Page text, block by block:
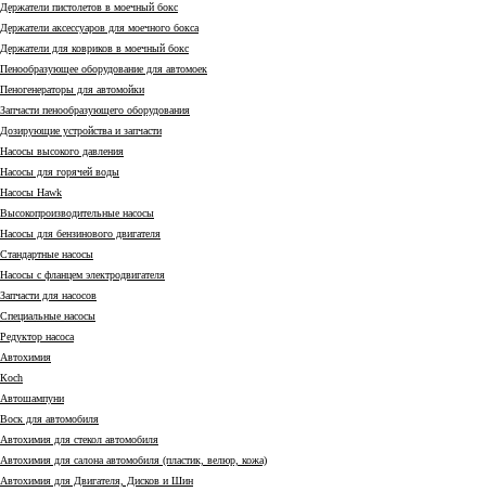
Держатели пистолетов в моечный бокс
Держатели аксессуаров для моечного бокса
Держатели для ковриков в моечный бокс
Пенообразующее оборудование для автомоек
Пеногенераторы для автомойки
Запчасти пенообразующего оборудования
Дозирующие устройства и запчасти
Насосы высокого давления
Насосы для горячей воды
Насосы Hawk
Высокопроизводительные насосы
Насосы для бензинового двигателя
Стандартные насосы
Насосы с фланцем электродвигателя
Запчасти для насосов
Специальные насосы
Редуктор насоса
Автохимия
Коch
Автошампуни
Воск для автомобиля
Автохимия для стекол автомобиля
Автохимия для салона автомобиля (пластик, велюр, кожа)
Автохимия для Двигателя, Дисков и Шин